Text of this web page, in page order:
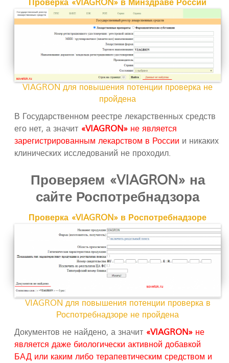
Проверка «VIAGRON» в Минздраве России
VIAGRON для повышения потенции проверка не
пройдена
В Государственном реестре лекарственных средств
его нет, а значит «VIAGRON» не является
зарегистрированным лекарством в России и никаких
клинических исследований не проходил.
Проверяем «VIAGRON» на
сайте Роспотребнадзора
Проверка «VIAGRON» в Роспотребнадзоре
VIAGRON для повышения потенции проверка в
Роспотребнадзоре не пройдена
Документов не найдено, а значит «VIAGRON» не
является даже биологически активной добавкой
БАД или каким либо терапевтическим средством и